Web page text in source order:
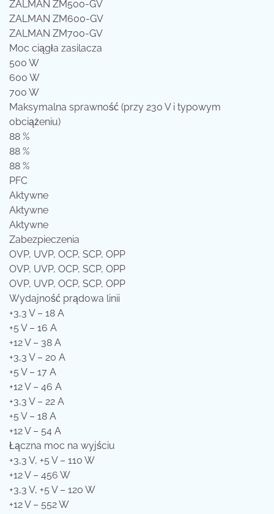
ZALMAN ZM500-GV
ZALMAN ZM600-GV
ZALMAN ZM700-GV
Moc ciągła zasilacza
500 W
600 W
700 W
Maksymalna sprawność (przy 230 V i typowym
obciążeniu)
88 %
88 %
88 %
PFC
Aktywne
Aktywne
Aktywne
Zabezpieczenia
OVP, UVP, OCP, SCP, OPP
OVP, UVP, OCP, SCP, OPP
OVP, UVP, OCP, SCP, OPP
Wydajność prądowa linii
+3,3 V – 18 A
+5 V – 16 A
+12 V – 38 A
+3,3 V – 20 A
+5 V – 17 A
+12 V – 46 A
+3,3 V – 22 A
+5 V – 18 A
+12 V – 54 A
Łączna moc na wyjściu
+3,3 V, +5 V – 110 W
+12 V – 456 W
+3,3 V, +5 V – 120 W
+12 V – 552 W